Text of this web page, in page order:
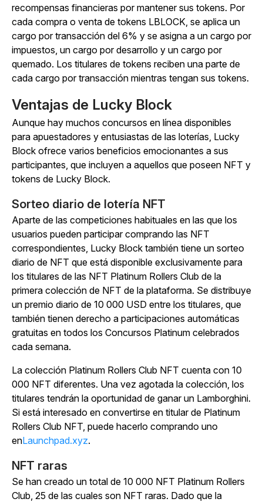
recompensas financieras por mantener sus tokens. Por
cada compra o venta de tokens LBLOCK, se aplica un
cargo por transacción del 6% y se asigna a un cargo por
impuestos, un cargo por desarrollo y un cargo por
quemado. Los titulares de tokens reciben una parte de
cada cargo por transacción mientras tengan sus tokens.
Ventajas de Lucky Block
Aunque hay muchos concursos en línea disponibles
para apuestadores y entusiastas de las loterías, Lucky
Block ofrece varios beneficios emocionantes a sus
participantes, que incluyen a aquellos que poseen NFT y
tokens de Lucky Block.
Sorteo diario de lotería NFT
Aparte de las competiciones habituales en las que los
usuarios pueden participar comprando las NFT
correspondientes, Lucky Block también tiene un sorteo
diario de NFT que está disponible exclusivamente para
los titulares de las NFT Platinum Rollers Club de la
primera colección de NFT de la plataforma. Se distribuye
un premio diario de 10 000 USD entre los titulares, que
también tienen derecho a participaciones automáticas
gratuitas en todos los Concursos Platinum celebrados
cada semana.
La colección Platinum Rollers Club NFT cuenta con 10
000 NFT diferentes. Una vez agotada la colección, los
titulares tendrán la oportunidad de ganar un Lamborghini.
Si está interesado en convertirse en titular de Platinum
Rollers Club NFT, puede hacerlo comprando uno
enLaunchpad.xyz.
NFT raras
Se han creado un total de 10 000 NFT Platinum Rollers
Club, 25 de las cuales son NFT raras. Dado que la